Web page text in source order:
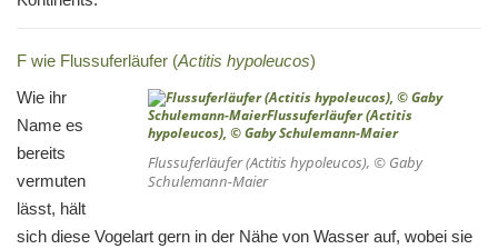
F wie Flussuferläufer (Actitis hypoleucos)
Flussuferläufer (Actitis hypoleucos), © Gaby
Schulemann-Maier
Wie ihr
Name es
bereits
vermuten
lässt, hält
sich diese Vogelart gern in der Nähe von Wasser auf, wobei sie